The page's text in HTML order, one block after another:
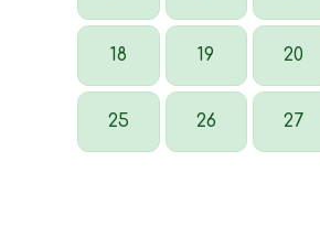
18 19 20
25 26 27